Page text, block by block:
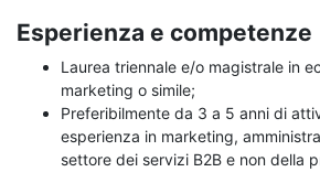
Esperienza e competenze
Laurea triennale e/o magistrale in
marketing o simile;
Preferibilmente da 3 a 5 anni di
esperienza in marketing,
settore dei servizi B2B e non della